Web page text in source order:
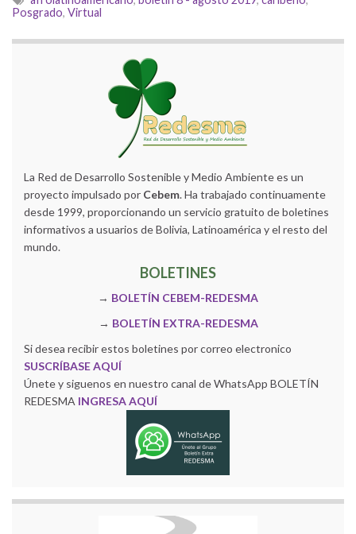
Posgrado, Virtual
La Red de Desarrollo Sostenible y Medio Ambiente es un
proyecto impulsado por Cebem. Ha trabajado continuamente
desde 1999, proporcionando un servicio gratuito de boletines
informativos a usuarios de Bolivia, Latinoamérica y el resto del
mundo.
BOLETINES
→ BOLETÍN CEBEM-REDESMA
→ BOLETÍN EXTRA-REDESMA
Si desea recibir estos boletines por correo electronico
SUSCRÍBASE AQUÍ
Únete y siguenos en nuestro canal de WhatsApp BOLETÍN
REDESMA INGRESA AQUÍ